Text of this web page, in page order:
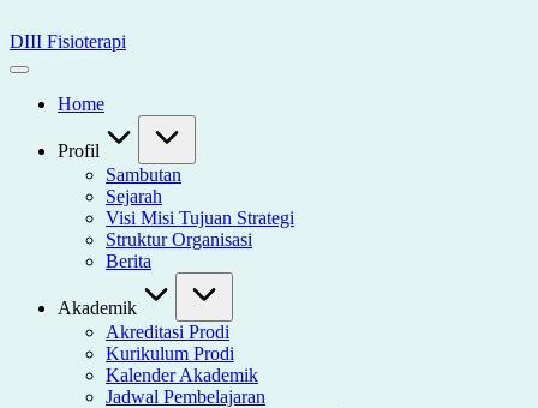
to
content
DIII Fisioterapi
Universitas
HusadaHome
Profil
Sambutan
Sejarah
Visi Misi Tujuan Strategi
Struktur Organisasi
Berita
Akademik
Akreditasi Prodi
Kurikulum Prodi
Kalender Akademik
Jadwal Pembelajaran